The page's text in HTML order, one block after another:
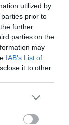
utilized by
prior to
further
parties on the
may
IAB’s List of
it to other